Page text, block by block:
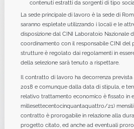
contenuti estratti da sorgenti di tipo
La sede principale di lavoro è la sede di
saranno espletate utilizzando i locali e le
disposizione dal CINI Laboratoio Nazionale
coordinamento con il responsabile CINI del
strutture è regolato dai regolamenti in
della selezione sarà tenuto a rispettare.
Il contratto di lavoro ha decorrenza
2018 e comunque dalla data di stipula, e
relativo trattamento economico è fissato in
millesettecentocinquantaquattro/21)
contratto è prorogabile in relazione alla
progetto citato, ed anche ad eventuali